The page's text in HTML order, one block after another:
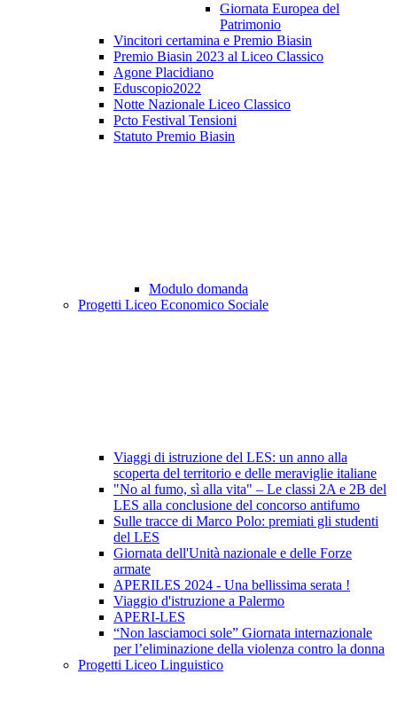
Giornata Europea del
Patrimonio
Vincitori certamina e Premio Biasin
Premio Biasin 2023 al Liceo Classico
Agone Placidiano
Eduscopio2022
Notte Nazionale Liceo Classico
Pcto Festival Tensioni
Statuto Premio Biasin
Modulo domanda
Progetti Liceo Economico Sociale
Viaggi di istruzione del LES: un anno alla
scoperta del territorio e delle meraviglie italiane
"No al fumo, sì alla vita" – Le classi 2A e 2B del
LES alla conclusione del concorso antifumo
Sulle tracce di Marco Polo: premiati gli studenti
del LES
Giornata dell'Unità nazionale e delle Forze
armate
APERILES 2024 - Una bellissima serata !
Viaggio d'istruzione a Palermo
APERI-LES
“Non lasciamoci sole” Giornata internazionale
per l’eliminazione della violenza contro la donna
Progetti Liceo Linguistico